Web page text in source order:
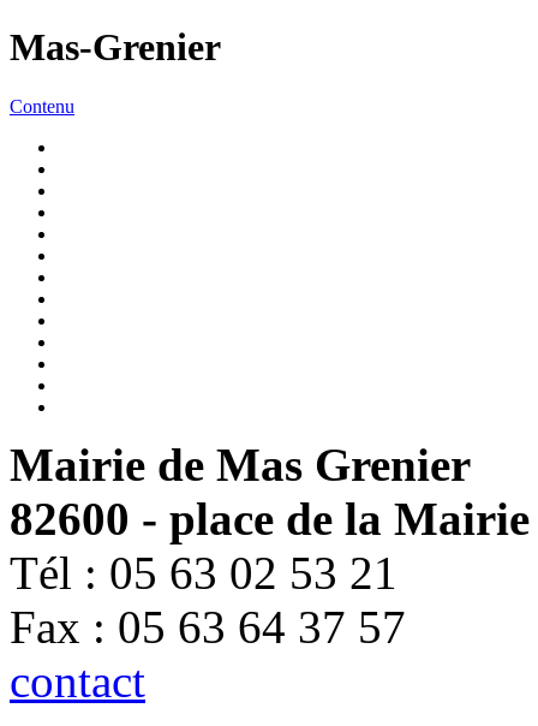
Mas-Grenier
Contenu
Mairie de Mas Grenier
82600 - place de la Mairie
Tél : 05 63 02 53 21
Fax : 05 63 64 37 57
contact